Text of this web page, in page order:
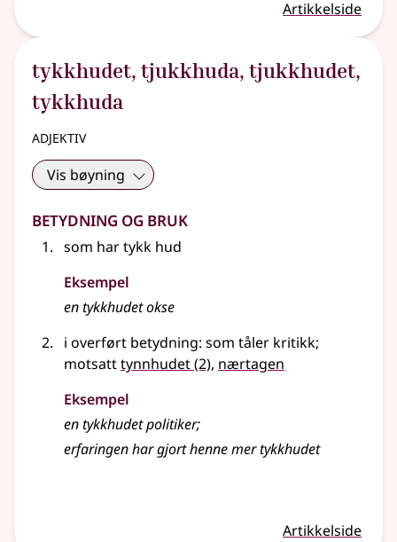
Artikkelside
tykkhudet, tjukkhuda, tjukkhudet,
tykkhuda
adjektiv
Vis bøyning
Betydning og bruk
som har tykk hud
Eksempel
en tykkhudet okse
i overført betydning: som tåler kritikk;
motsatttynnhudet(2), nærtagen
Eksempel
en tykkhudet politiker;
erfaringen har gjort henne mer tykkhudet
Artikkelside